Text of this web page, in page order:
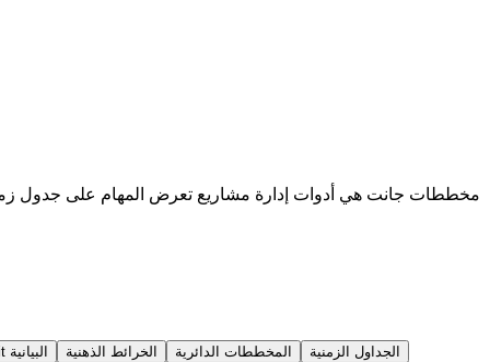
مخططات جانت هي أدوات إدارة مشاريع تعرض المهام على جدول
رسوم Git البيانية الخرائط الذهنية المخططات الدائرية
الجداول الزمنية